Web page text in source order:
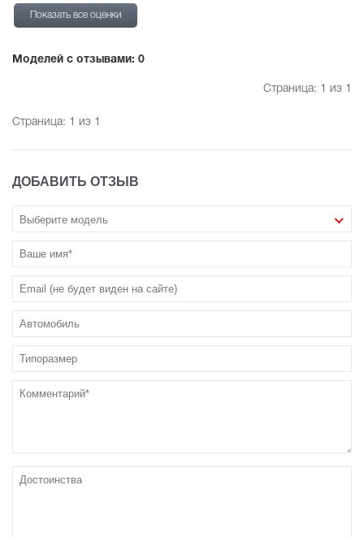
Показать все оценки
Mоделей с отзывами: 0
Страница: 1 из 1
Страница: 1 из 1
ДОБАВИТЬ ОТЗЫВ
Выберите модель